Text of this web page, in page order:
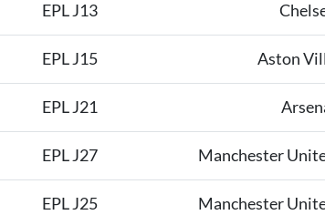
EPL J13
EPL J15 Aston
EPL J21
EPL J27 Manchester
EPL J25 Manchester